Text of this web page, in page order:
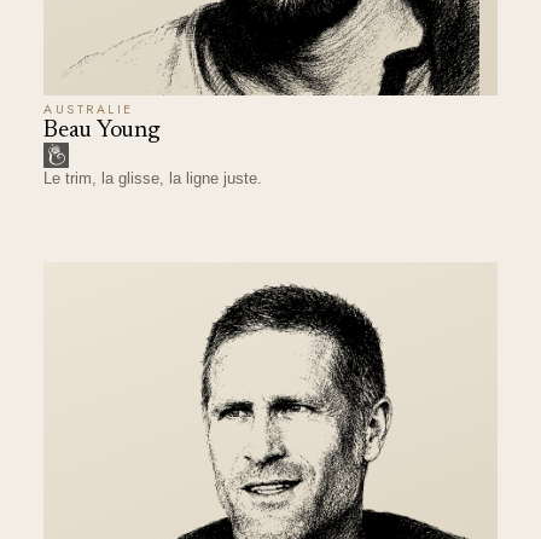
AUSTRALIE
Beau Young
Le trim, la glisse, la ligne juste.